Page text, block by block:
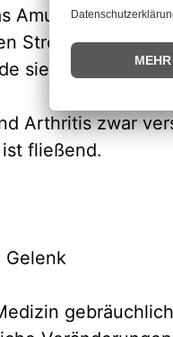
Amulett, sind die
Streich spielen,
sie für dieses
Arthritis zwar
fließend.
Gelenk